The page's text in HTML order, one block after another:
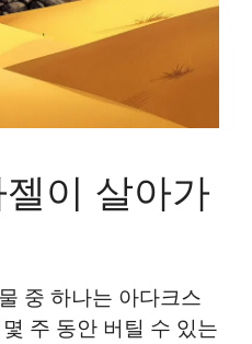
이 살아가
중 하나는 아다크스
주 동안 버틸 수 있는